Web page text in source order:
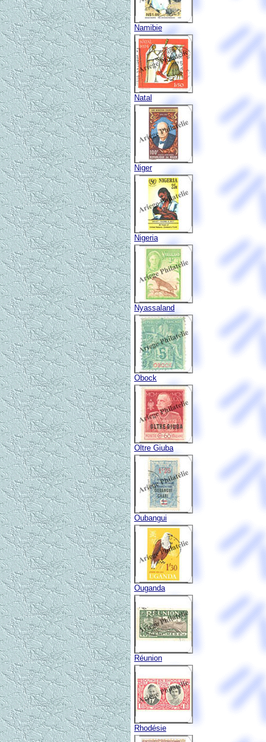
Namibie
Natal
Niger
Nigeria
Nyassaland
Obock
Oltre Giuba
Oubangui
Ouganda
Réunion
Rhodésie